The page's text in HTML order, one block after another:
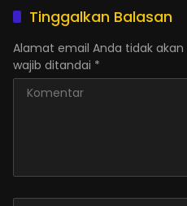
Tinggalkan Balasan
Alamat email Anda tidak akan
wajib ditandai *